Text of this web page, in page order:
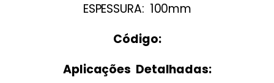
ESPESSURA: 100mm
Código:
Aplicações Detalhadas: